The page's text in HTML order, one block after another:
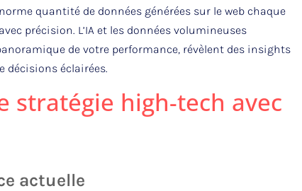
quantité de données générées sur le web chaque
précision. L’IA et les données volumineuses
de votre performance, révèlent des insights
décisions éclairées.
stratégie high-tech avec
actuelle